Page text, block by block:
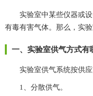
实验室中某些仪器或设备的
有毒有害气体。那么
一、实验室供气方式
实验室供气系统按供应方式
1、分散供气。